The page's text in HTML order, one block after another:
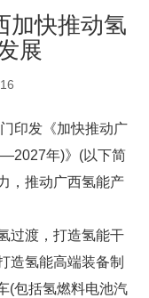
加快推动氢
展
印发《加快推动广
年)》(以下简
，推动广西氢能产
过渡，打造氢能干
造氢能高端装备制
(包括氢燃料电池汽